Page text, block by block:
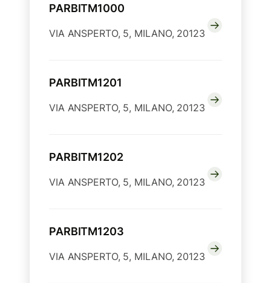
PARBITM1000
VIA ANSPERTO, 5, MILANO, 20123
PARBITM1201
VIA ANSPERTO, 5, MILANO, 20123
PARBITM1202
VIA ANSPERTO, 5, MILANO, 20123
PARBITM1203
VIA ANSPERTO, 5, MILANO, 20123